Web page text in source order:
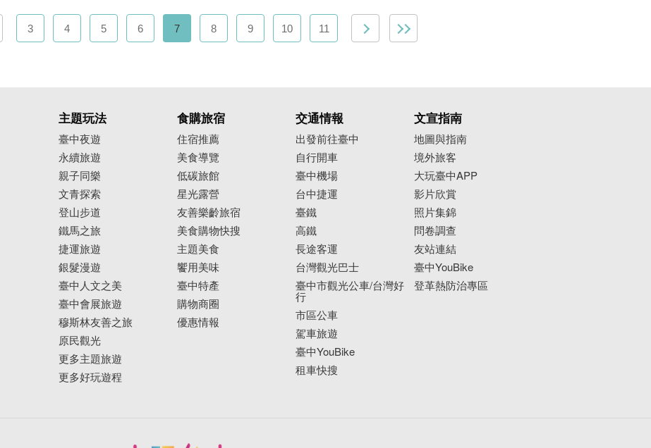
3 4 5 6 7 8 9 10 11
主題玩法
臺中夜遊
永續旅遊
親子同樂
文青探索
登山步道
鐵馬之旅
捷運旅遊
銀髮漫遊
臺中人文之美
臺中會展旅遊
穆斯林友善之旅
原民觀光
更多主題旅遊
更多好玩遊程
食購旅宿
住宿推薦
美食導覽
低碳旅館
星光露營
友善樂齡旅宿
美食購物快搜
主題美食
饗用美味
臺中特產
購物商圈
優惠情報
交通情報
出發前往臺中
自行開車
臺中機場
台中捷運
臺鐵
高鐵
長途客運
台灣觀光巴士
臺中市觀光公車/台灣好
行
市區公車
駕車旅遊
臺中YouBike
租車快搜
文宣指南
地圖與指南
境外旅客
大玩臺中APP
影片欣賞
照片集錦
問卷調查
友站連結
臺中YouBike
登革熱防治專區